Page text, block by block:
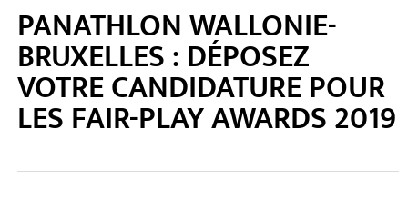
PANATHLON WALLONIE-
BRUXELLES : DÉPOSEZ
VOTRE CANDIDATURE POUR
LES FAIR-PLAY AWARDS 2019